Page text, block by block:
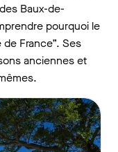
Baux-de-
pourquoi le
France”. Ses
anciennes et